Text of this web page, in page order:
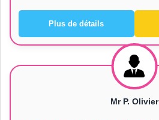
Plus de détails
Mr P. Olivier